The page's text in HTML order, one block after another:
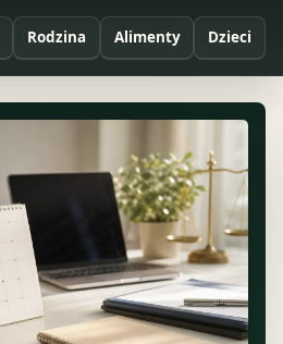
Rodzina Alimenty Dzieci